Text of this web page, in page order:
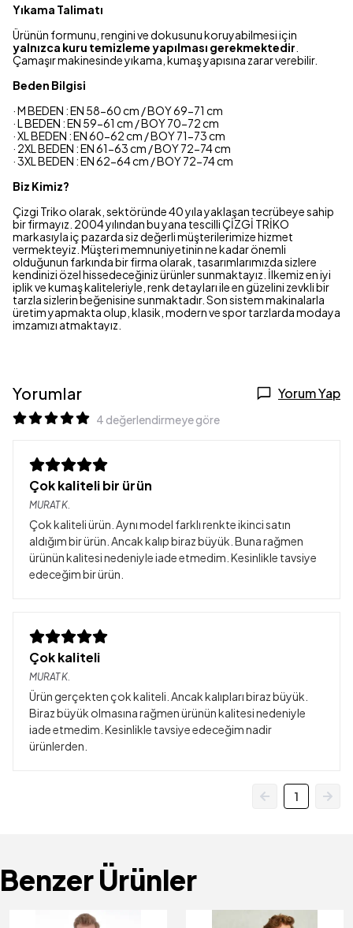
Yıkama Talimatı
Ürünün formunu, rengini ve dokusunu koruyabilmesi için
yalnızca kuru temizleme yapılması gerekmektedir
Çamaşır makinesinde yıkama, kumaş yapısına zarar verebilir.
Beden Bilgisi
· M BEDEN : EN 58-60 cm / BOY 69-71 cm
· L BEDEN : EN 59-61 cm / BOY 70-72 cm
· XL BEDEN : EN 60-62 cm / BOY 71-73 cm
· 2XL BEDEN : EN 61-63 cm / BOY 72-74 cm
· 3XL BEDEN : EN 62-64 cm / BOY 72-74 cm
Biz Kimiz?
Çizgi Triko olarak, sektöründe 40 yıla yaklaşan tecrübeye sahip
bir firmayız. 2004 yılından bu yana tescilli ÇİZGİ TRİKO
markasıyla iç pazarda siz değerli müşterilerimize hizmet
vermekteyiz. Müşteri memnuniyetinin ne kadar önemli
olduğunun farkında bir firma olarak, tasarımlarımızda sizlere
kendinizi özel hissedeceğiniz ürünler sunmaktayız. İlkemiz en iyi
iplik ve kumaş kaliteleriyle, renk detayları ile en güzelini zevkli bir
tarzla sizlerin beğenisine sunmaktadır. Son sistem makinalarla
üretim yapmakta olup, klasik, modern ve spor tarzlarda modaya
imzamızı atmaktayız.
Yorumlar Yorum Yap
4 değerlendirmeye göre
Çok kaliteli bir ürün
MURATK.
Çok kaliteli ürün. Aynı model farklı renkte ikinci satın
aldığım bir ürün. Ancak kalıp biraz büyük. Buna rağmen
ürünün kalitesi nedeniyle iade etmedim. Kesinlikle tavsiye
edeceğim bir ürün.
Çok kaliteli
MURATK.
Ürün gerçekten çok kaliteli. Ancak kalıpları biraz büyük.
Biraz büyük olmasına rağmen ürünün kalitesi nedeniyle
iade etmedim. Kesinlikle tavsiye edeceğim nadir
ürünlerden.
1
Benzer Ürünler